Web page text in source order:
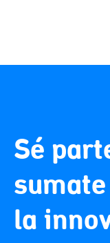
Sé
la